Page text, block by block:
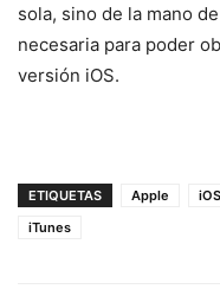
sola, sino de la mano
necesaria para poder
versión iOS.
ETIQUETAS Apple iOS
iTunes